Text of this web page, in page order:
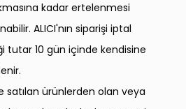
kadar ertelenmesi
ALICI'nın siparişi iptal
tutar 10 gün içinde kendisine
satılan ürünlerden olan veya